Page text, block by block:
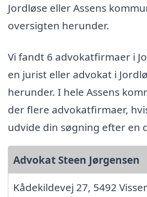
Jordløse eller Assens
oversigten herunder.
Vi fandt 6 advokatfirmaer i
en jurist eller advokat i
herunder. I hele Assens
der flere advokatfirmaer,
udvide din søgning efter en
Advokat Steen Jørgensen
Kådekildevej 27, 5492